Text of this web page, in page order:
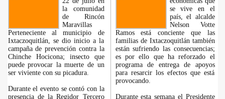
la comunidad
de Rincón
Maravillas
Perteneciente al municipio de
Ixtaczoquitlán, se dio inicio a la
campaña de prevención contra la
Chinche Hocicona; insecto que
puede provocar la muerte de un
ser viviente con su picadura.
Durante el evento se contó con la
presencia de la Regidor Tercero
se vive en el
país, el alcalde
Nelson Votte
Ramos está conciente que las
familias de Ixtaczoquitlán también
están sufriendo las consecuencias;
es por ello que ha reforzado el
programa de entrega de apoyos
para resarcir los efectos que está
provocando.
Durante esta semana el Presidente